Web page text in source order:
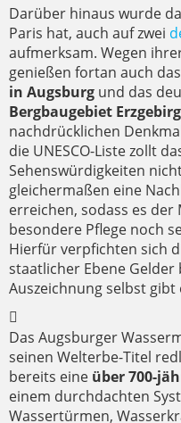
Darüber hinaus wurde
Paris hat, auch auf zwei
aufmerksam. Wegen
genießen fortan auch das
in Augsburg und das
Bergbaugebiet
nachdrücklichen
die UNESCO-Liste zollt
Sehenswürdigkeiten
gleichermaßen eine
erreichen, sodass es
besondere Pflege noch
Hierfür verpfichten sich
staatlicher Ebene
Auszeichnung selbst gibt
Das Augsburger
seinen Welterbe-Titel
bereits eine über 700-
einem durchdachten
Wassertürmen,